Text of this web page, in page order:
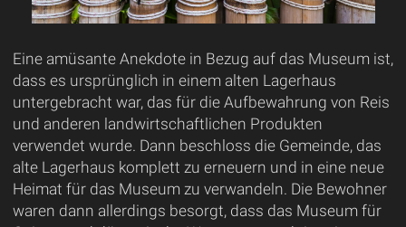
Eine amüsante Anekdote in Bezug auf das Museum ist,
dass es ursprünglich in einem alten Lagerhaus
untergebracht war, das für die Aufbewahrung von Reis
und anderen landwirtschaftlichen Produkten
verwendet wurde. Dann beschloss die Gemeinde, das
alte Lagerhaus komplett zu erneuern und in eine neue
Heimat für das Museum zu verwandeln. Die Bewohner
waren dann allerdings besorgt, dass das Museum für